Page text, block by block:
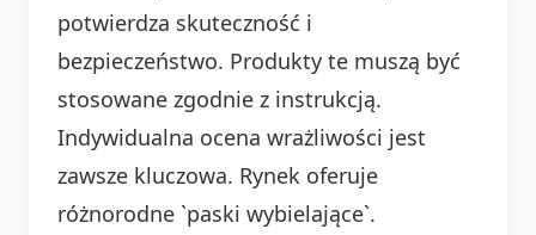
potwierdza skuteczność i
bezpieczeństwo. Produkty te muszą być
stosowane zgodnie z instrukcją.
Indywidualna ocena wrażliwości jest
zawsze kluczowa. Rynek oferuje
różnorodne `paski wybielające`.